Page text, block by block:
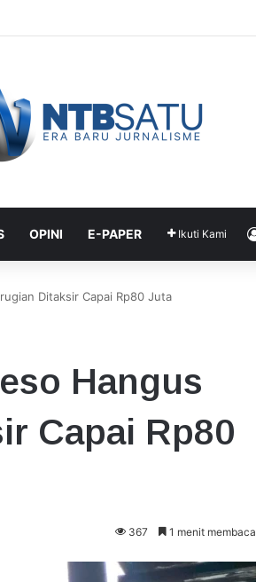
Berat dan HP Mati ke Pegawai Bank
OPINI E-PAPER Ikuti Kami
Ditaksir Capai Rp80 Juta
Hangus
Capai Rp80
367 1 menit membaca